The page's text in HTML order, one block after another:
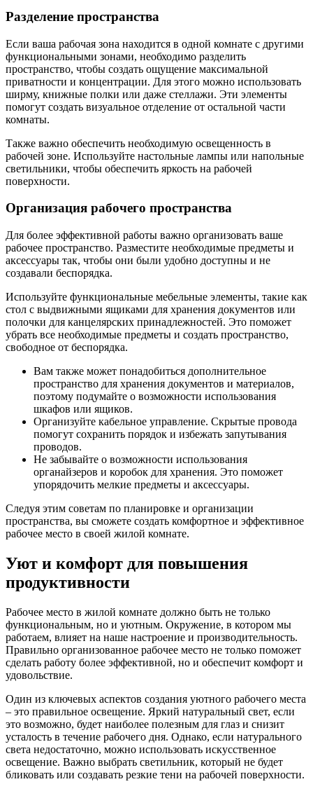
Разделение пространства
Если ваша рабочая зона находится в одной комнате с другими
функциональными зонами, необходимо разделить
пространство, чтобы создать ощущение максимальной
приватности и концентрации. Для этого можно использовать
ширму, книжные полки или даже стеллажи. Эти элементы
помогут создать визуальное отделение от остальной части
комнаты.
Также важно обеспечить необходимую освещенность в
рабочей зоне. Используйте настольные лампы или напольные
светильники, чтобы обеспечить яркость на рабочей
поверхности.
Организация рабочего пространства
Для более эффективной работы важно организовать ваше
рабочее пространство. Разместите необходимые предметы и
аксессуары так, чтобы они были удобно доступны и не
создавали беспорядка.
Используйте функциональные мебельные элементы, такие как
стол с выдвижными ящиками для хранения документов или
полочки для канцелярских принадлежностей. Это поможет
убрать все необходимые предметы и создать пространство,
свободное от беспорядка.
Вам также может понадобиться дополнительное
пространство для хранения документов и материалов,
поэтому подумайте о возможности использования
шкафов или ящиков.
Организуйте кабельное управление. Скрытые провода
помогут сохранить порядок и избежать запутывания
проводов.
Не забывайте о возможности использования
органайзеров и коробок для хранения. Это поможет
упорядочить мелкие предметы и аксессуары.
Следуя этим советам по планировке и организации
пространства, вы сможете создать комфортное и эффективное
рабочее место в своей жилой комнате.
Уют и комфорт для повышения
продуктивности
Рабочее место в жилой комнате должно быть не только
функциональным, но и уютным. Окружение, в котором мы
работаем, влияет на наше настроение и производительность.
Правильно организованное рабочее место не только поможет
сделать работу более эффективной, но и обеспечит комфорт и
удовольствие.
Один из ключевых аспектов создания уютного рабочего места
– это правильное освещение. Яркий натуральный свет, если
это возможно, будет наиболее полезным для глаз и снизит
усталость в течение рабочего дня. Однако, если натурального
света недостаточно, можно использовать искусственное
освещение. Важно выбрать светильник, который не будет
бликовать или создавать резкие тени на рабочей поверхности.